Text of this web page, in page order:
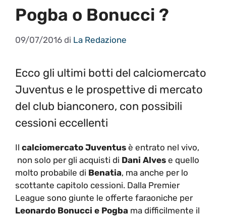
Pogba o Bonucci ?
09/07/2016 di La Redazione
Ecco gli ultimi botti del calciomercato
Juventus e le prospettive di mercato
del club bianconero, con possibili
cessioni eccellenti
Il calciomercato Juventus è entrato nel vivo,
non solo per gli acquisti di Dani Alves e quello
molto probabile di Benatia, ma anche per lo
scottante capitolo cessioni. Dalla Premier
League sono giunte le offerte faraoniche per
Leonardo Bonucci e Pogba ma difficilmente il